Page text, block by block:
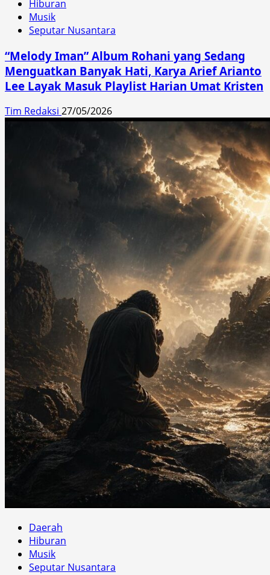
Hiburan
Musik
Seputar Nusantara
“Melody Iman” Album Rohani yang Sedang
Menguatkan Banyak Hati, Karya Arief Arianto
Lee Layak Masuk Playlist Harian Umat Kristen
Tim Redaksi 27/05/2026
Daerah
Hiburan
Musik
Seputar Nusantara